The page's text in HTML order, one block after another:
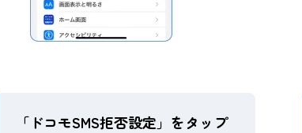
「ドコモSMS拒否設定」をタップ